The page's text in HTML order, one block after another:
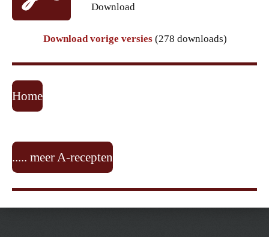
Download
Download vorige versies (278 downloads)
Home
..... meer A-recepten